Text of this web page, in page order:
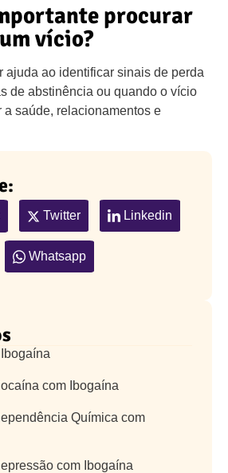
procurar
vício?
ajuda ao identificar sinais de perda
de abstinência ou quando o vício
saúde, relacionamentos e
Twitter Linkedin
Whatsapp
com Ibogaína
Química com
com Ibogaína